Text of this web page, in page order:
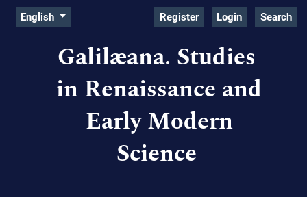
Skip to main navigation menu
Skip to main content
Skip to site footer
Change the language. The current language is:
English
Admin menu Register Login Search
Galilæana. Studies
in Renaissance and
Early Modern
Science